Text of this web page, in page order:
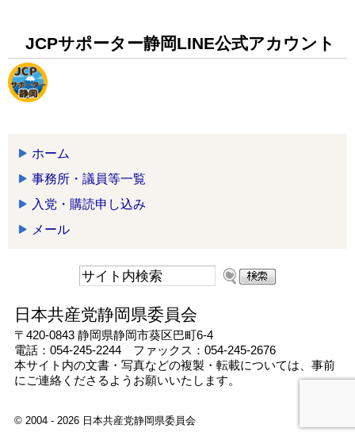
JCPサポーター静岡LINE公式アカウント
ホーム
事務所・議員等一覧
入党・購読申し込み
メール
日本共産党静岡県委員会
〒420-0843 静岡県静岡市葵区巴町6-4
電話：054-245-2244 ファックス：054-245-2676
本サイト内の文書・写真などの複製・転載については、事前
にご連絡くださるようお願いいたします。
© 2004 - 2026 日本共産党静岡県委員会